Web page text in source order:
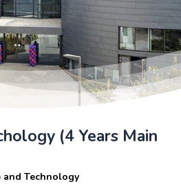
(4 Years Main
and Technology